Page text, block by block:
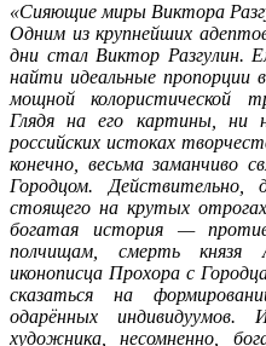
«Сияющие миры Виктора
Одним из крупнейших
дни стал Виктор Разгулин.
найти идеальные пропорции
мощной колористической
Глядя на его картины, ни
российских истоках
конечно, весьма заманчиво
Городцом. Действительно,
стоящего на крутых
богатая история —
полчищам, смерть князя
иконописца Прохора с
сказаться на
одарённых
художника, несомненно,